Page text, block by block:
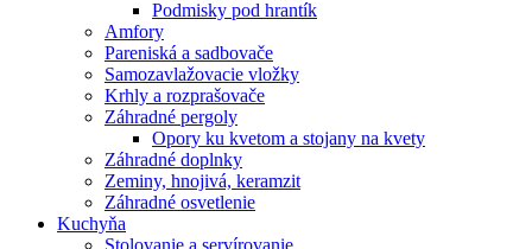
Podmisky pod hrantík
Amfory
Pareniská a sadbovače
Samozavlažovacie vložky
Krhly a rozprašovače
Záhradné pergoly
Opory ku kvetom a stojany na kvety
Záhradné doplnky
Zeminy, hnojivá, keramzit
Záhradné osvetlenie
Kuchyňa
Stolovanie a servírovanie